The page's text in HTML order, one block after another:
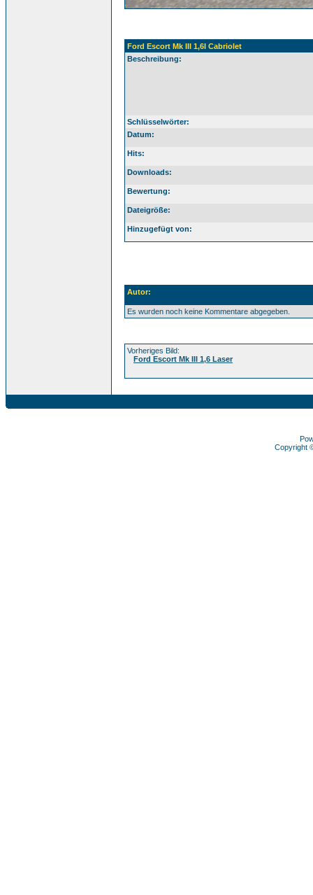
Ford Escort Mk III 1,6I Cabriolet
Beschreibung:
Schlüsselwörter:
Datum:
Hits:
Downloads:
Bewertung:
Dateigröße:
Hinzugefügt von:
Autor:
Es wurden noch keine Kommentare abgegeben.
Vorheriges Bild:
Ford Escort Mk III 1,6 Laser
Copyright